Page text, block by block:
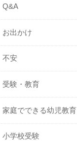
Q&A
お出かけ
不安
受験・教育
家庭でできる幼児教育
小学校受験